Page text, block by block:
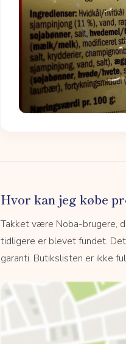
Hvor kan jeg købe
Takket være Noba-brugere,
tidligere er blevet fundet.
garanti. Butikslisten er ikke